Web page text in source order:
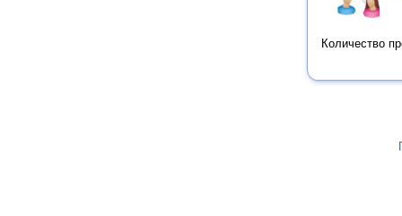
Количество